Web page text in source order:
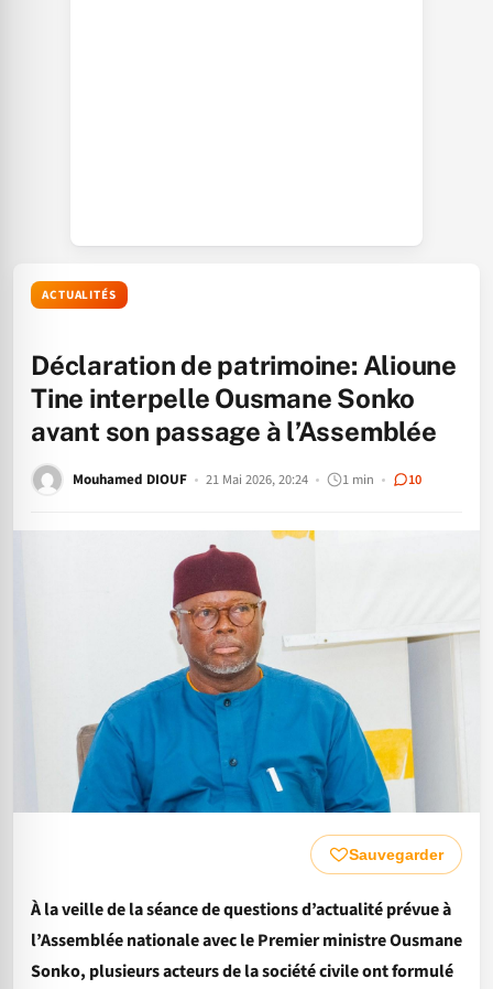
ACTUALITÉS
Déclaration de patrimoine: Alioune
Tine interpelle Ousmane Sonko
avant son passage à l’Assemblée
Mouhamed DIOUF 21 Mai 2026, 20:24 1 min 10
Sauvegarder
À la veille de la séance de questions d’actualité prévue à
l’Assemblée nationale avec le Premier ministre Ousmane
Sonko, plusieurs acteurs de la société civile ont formulé